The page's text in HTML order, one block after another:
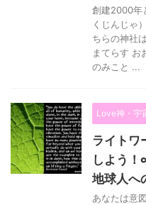
創建2000年
くじんじゃ
ちらの神社
まてらす お
のみこと ...
Love神・宇
ライトワ
しよう
地球人へ
あなたは意